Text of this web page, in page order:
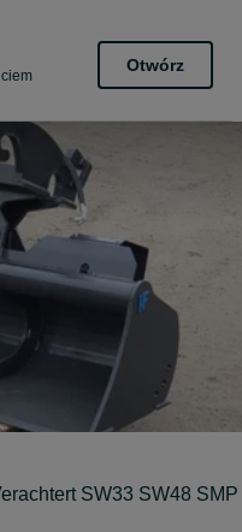
Otwórz
SW33 SW48 SMP